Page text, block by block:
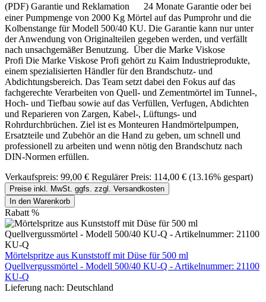
(PDF) Garantie und Reklamation 24 Monate Garantie oder bei
einer Pumpmenge von 2000 Kg Mörtel auf das Pumprohr und die
Kolbenstange für Modell 500/40 KU. Die Garantie kann nur unter
der Anwendung von Originalteilen gegeben werden, und verfällt
nach unsachgemäßer Benutzung. Über die Marke Viskose
Profi Die Marke Viskose Profi gehört zu Kaim Industrieprodukte,
einem spezialisierten Händler für den Brandschutz- und
Abdichtungsbereich. Das Team setzt dabei den Fokus auf das
fachgerechte Verarbeiten von Quell- und Zementmörtel im Tunnel-,
Hoch- und Tiefbau sowie auf das Verfüllen, Verfugen, Abdichten
und Reparieren von Zargen, Kabel-, Lüftungs- und
Rohrdurchbrüchen. Ziel ist es Monteuren Handmörtelpumpen,
Ersatzteile und Zubehör an die Hand zu geben, um schnell und
professionell zu arbeiten und wenn nötig den Brandschutz nach
DIN-Normen erfüllen.
Verkaufspreis: 99,00 € Regulärer Preis: 114,00 € (13.16% gespart)
Preise inkl. MwSt. ggfs. zzgl. Versandkosten
In den Warenkorb
Rabatt %
Mörtelspritze aus Kunststoff mit Düse für 500 ml
Quellvergussmörtel - Modell 500/40 KU-Q - Artikelnummer: 21100
KU-Q
Lieferung nach: Deutschland